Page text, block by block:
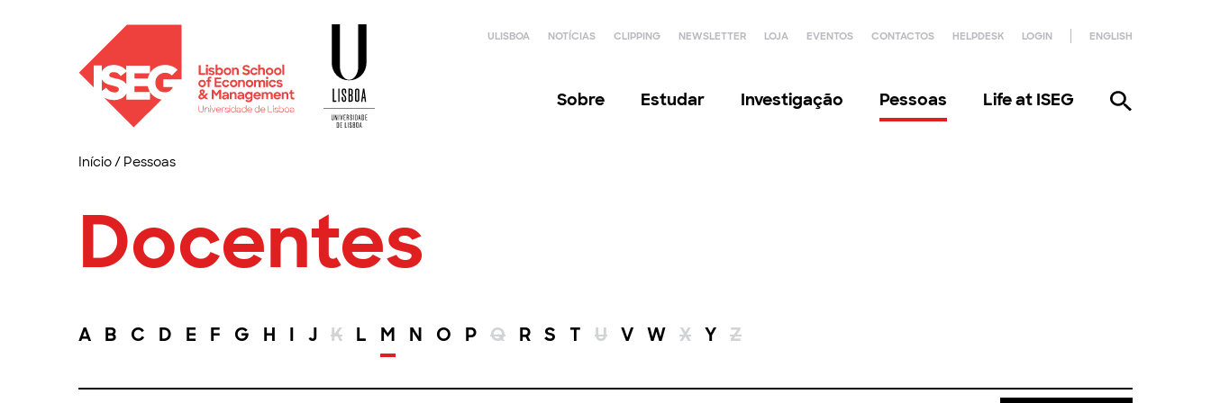
ULISBOA NOTÍCIAS CLIPPING NEWSLETTER LOJA EVENTOS CONTACTOS HELPDESK LOGIN ENGLISH
Sobre Estudar Investigação Pessoas Life at ISEG
Início/ Pessoas
Docentes
A B C D E F G H I J K L M N O P Q R S T U V W X Y Z